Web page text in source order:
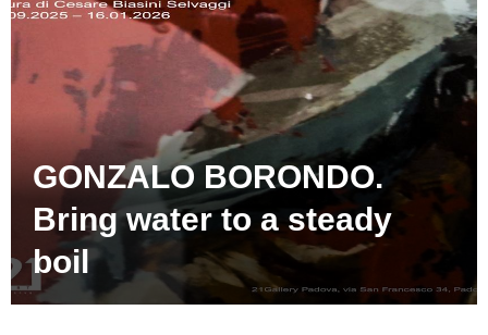
GONZALO BORONDO.
Bring water to a steady
boil